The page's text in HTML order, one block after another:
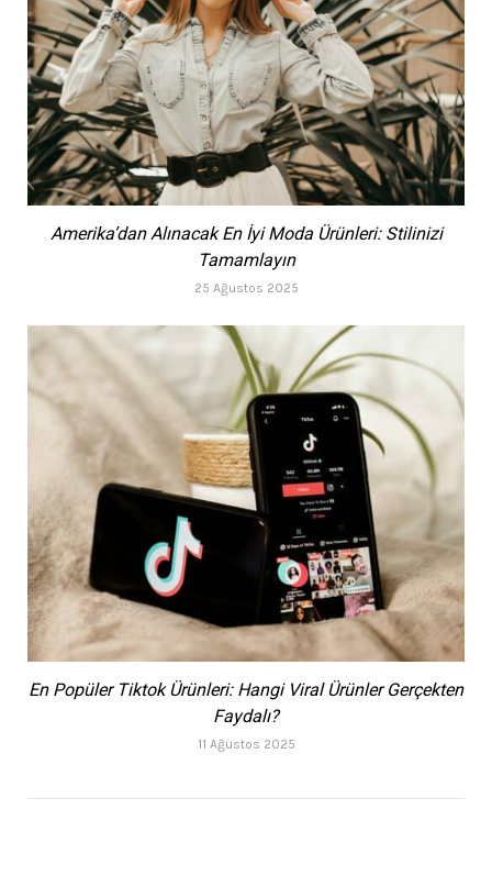
Amerika’dan Alınacak En İyi Moda Ürünleri: Stilinizi
Tamamlayın
25 Ağustos 2025
En Popüler Tiktok Ürünleri: Hangi Viral Ürünler Gerçekten
Faydalı?
11 Ağustos 2025